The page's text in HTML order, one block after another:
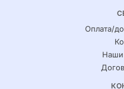
Оплата/
Наши